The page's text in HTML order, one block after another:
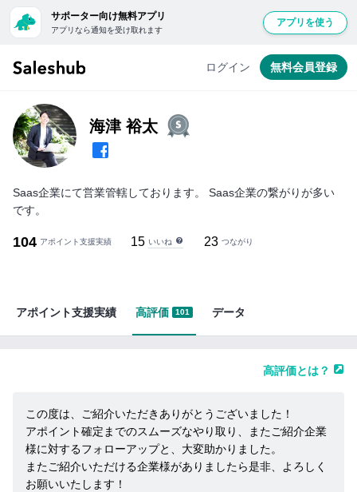
サポーター向け無料アプリ
アプリなら通知を受け取れます
アプリを使う
ログイン 無料会員登録
海津 裕太
Saas企業にて営業管轄しております。 Saas企業の繋がりが多い
です。
104 アポイント支援実績 15 いいね 23 つながり
アポイント支援実績 高評価 101 データ
高評価とは？
この度は、ご紹介いただきありがとうございました！
アポイント確定までのスムーズなやり取り、またご紹介企業
様に対するフォローアップと、大変助かりました。
またご紹介いただける企業様がありましたら是非、よろしく
お願いいたします！